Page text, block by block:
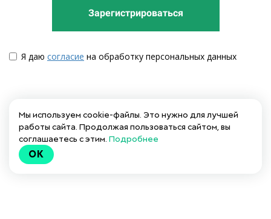
Зарегистрироваться
Я даю согласие на обработку персональных данных
Мы используем cookie-файлы. Это нужно для лучшей
работы сайта. Продолжая пользоваться сайтом, вы
соглашаетесь с этим. Подробнее
OK